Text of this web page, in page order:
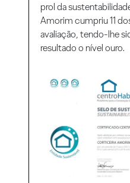
prol da
Amorim cumpriu 11
avaliação, tendo-lhe
resultado o nível ouro.